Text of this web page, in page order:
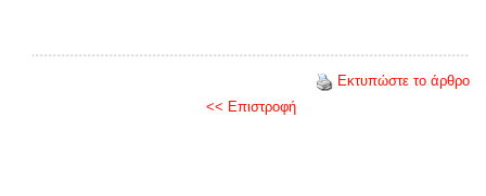
Εκτυπώστε το άρθρο
<< Επιστροφή